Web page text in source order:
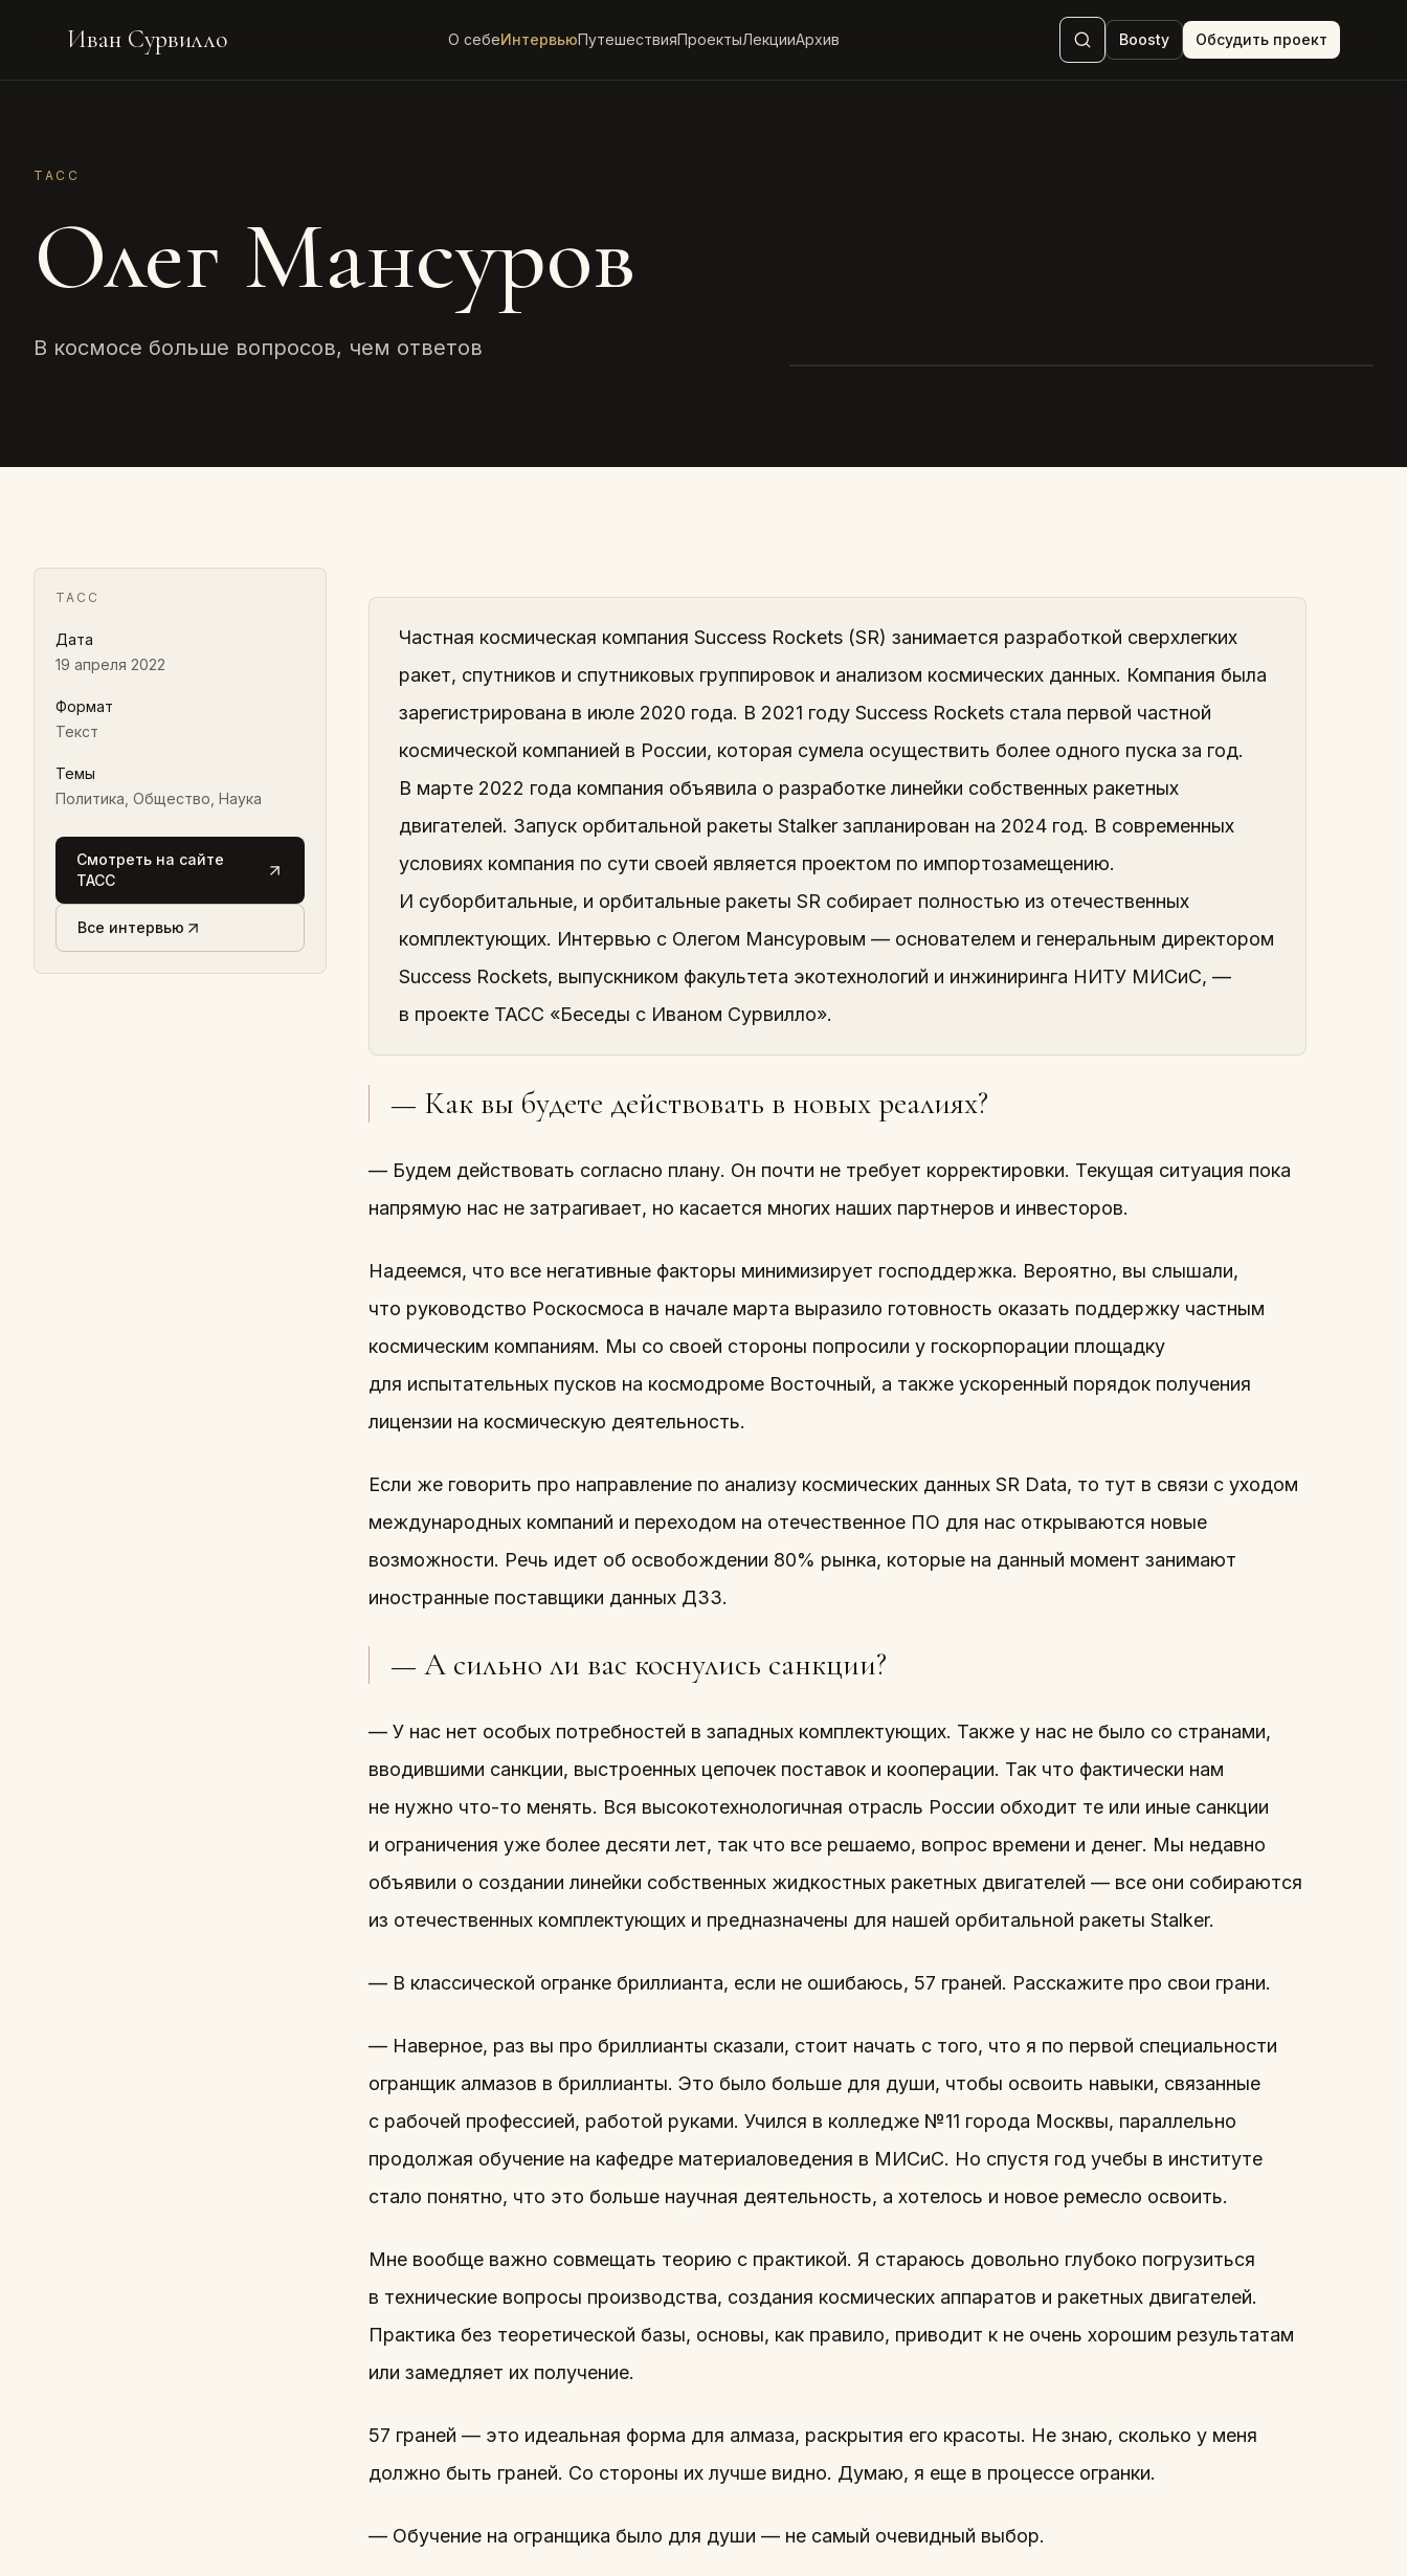
Иван Сурвилло О себеИнтервьюПутешествияПроектыЛекцииАрхив Boosty Обсудить проект
ТАСС
Олег Мансуров
В космосе больше вопросов, чем ответов
ТАСС
Дата
19 апреля 2022
Формат
Текст
Темы
Политика, Общество, Наука
Смотреть на сайте
ТАСС
Все интервью
Частная космическая компания Success Rockets (SR) занимается разработкой сверхлегких
ракет, спутников и спутниковых группировок и анализом космических данных. Компания была
зарегистрирована в июле 2020 года. В 2021 году Success Rockets стала первой частной
космической компанией в России, которая сумела осуществить более одного пуска за год.
В марте 2022 года компания объявила о разработке линейки собственных ракетных
двигателей. Запуск орбитальной ракеты Stalker запланирован на 2024 год. В современных
условиях компания по сути своей является проектом по импортозамещению.
И суборбитальные, и орбитальные ракеты SR собирает полностью из отечественных
комплектующих. Интервью с Олегом Мансуровым — основателем и генеральным директором
Success Rockets, выпускником факультета экотехнологий и инжиниринга НИТУ МИСиС, —
в проекте ТАСС «Беседы с Иваном Сурвилло».
— Как вы будете действовать в новых реалиях?
— Будем действовать согласно плану. Он почти не требует корректировки. Текущая ситуация пока
напрямую нас не затрагивает, но касается многих наших партнеров и инвесторов.
Надеемся, что все негативные факторы минимизирует господдержка. Вероятно, вы слышали,
что руководство Роскосмоса в начале марта выразило готовность оказать поддержку частным
космическим компаниям. Мы со своей стороны попросили у госкорпорации площадку
для испытательных пусков на космодроме Восточный, а также ускоренный порядок получения
лицензии на космическую деятельность.
Если же говорить про направление по анализу космических данных SR Data, то тут в связи с уходом
международных компаний и переходом на отечественное ПО для нас открываются новые
возможности. Речь идет об освобождении 80% рынка, которые на данный момент занимают
иностранные поставщики данных ДЗЗ.
— А сильно ли вас коснулись санкции?
— У нас нет особых потребностей в западных комплектующих. Также у нас не было со странами,
вводившими санкции, выстроенных цепочек поставок и кооперации. Так что фактически нам
не нужно что-то менять. Вся высокотехнологичная отрасль России обходит те или иные санкции
и ограничения уже более десяти лет, так что все решаемо, вопрос времени и денег. Мы недавно
объявили о создании линейки собственных жидкостных ракетных двигателей — все они собираются
из отечественных комплектующих и предназначены для нашей орбитальной ракеты Stalker.
— В классической огранке бриллианта, если не ошибаюсь, 57 граней. Расскажите про свои грани.
— Наверное, раз вы про бриллианты сказали, стоит начать с того, что я по первой специальности
огранщик алмазов в бриллианты. Это было больше для души, чтобы освоить навыки, связанные
с рабочей профессией, работой руками. Учился в колледже №11 города Москвы, параллельно
продолжая обучение на кафедре материаловедения в МИСиС. Но спустя год учебы в институте
стало понятно, что это больше научная деятельность, а хотелось и новое ремесло освоить.
Мне вообще важно совмещать теорию с практикой. Я стараюсь довольно глубоко погрузиться
в технические вопросы производства, создания космических аппаратов и ракетных двигателей.
Практика без теоретической базы, основы, как правило, приводит к не очень хорошим результатам
или замедляет их получение.
57 граней — это идеальная форма для алмаза, раскрытия его красоты. Не знаю, сколько у меня
должно быть граней. Со стороны их лучше видно. Думаю, я еще в процессе огранки.
— Обучение на огранщика было для души — не самый очевидный выбор.